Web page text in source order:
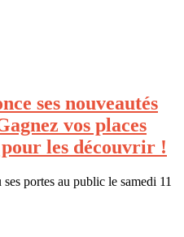
ses nouveautés
vos places
pour les découvrir !
portes au public le samedi 11